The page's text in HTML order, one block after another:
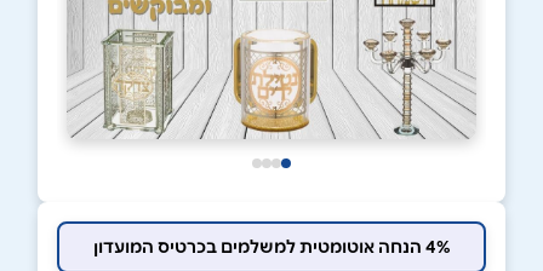
4% הנחה אוטומטית למשלמים בכרטיס המועדון